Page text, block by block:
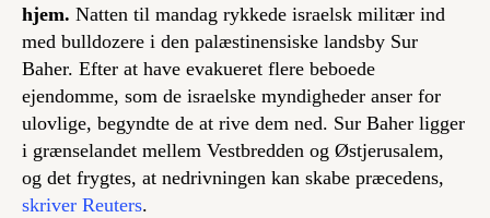
hjem. Natten til mandag rykkede israelsk militær ind
med bulldozere i den palæstinensiske landsby Sur
Baher. Efter at have evakueret flere beboede
ejendomme, som de israelske myndigheder anser for
ulovlige, begyndte de at rive dem ned. Sur Baher ligger
i grænselandet mellem Vestbredden og Østjerusalem,
og det frygtes, at nedrivningen kan skabe præcedens,
skriver Reuters.